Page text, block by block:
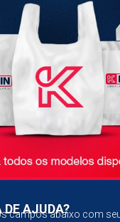
DE AJUDA?
campos abaixo com